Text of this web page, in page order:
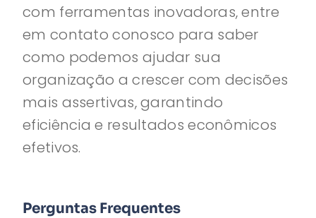
com ferramentas inovadoras, entre
em contato conosco para saber
como podemos ajudar sua
organização a crescer com decisões
mais assertivas, garantindo
eficiência e resultados econômicos
efetivos.
Perguntas Frequentes